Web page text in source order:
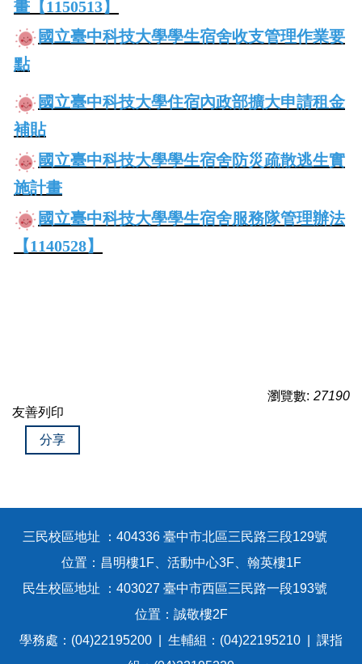
畫 【1150513】
國立臺中科技大學學生宿舍收支管理作業要
點
國立臺中科技大學住宿內政部擴大申請租金
補貼
國立臺中科技大學學生宿舍防災疏散逃生實
施計畫
國立臺中科技大學學生宿舍服務隊管理辦法
【1140528】
瀏覽數: 27190
友善列印
分享
三民校區地址 ：404336 臺中市北區三民路三段129號
位置：昌明樓1F、活動中心3F、翰英樓1F
民生校區地址 ：403027 臺中市西區三民路一段193號
位置：誠敬樓2F
學務處：(04)22195200 | 生輔組：(04)22195210 | 課指